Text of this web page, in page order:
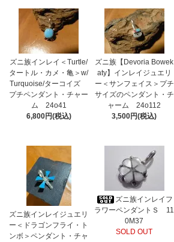
ズニ族インレイ＜Turtle/
タートル・カメ・亀＞w/
Turquoise/ターコイズ
プチペンダント・チャー
ム 24o41
6,800円(税込)
ズニ族【Devoria Bowek
aty】インレイジュエリ
ー＜サンフェイス＞プチ
サイズのペンダント・チ
ャーム 24o112
3,500円(税込)
ズニ族インレイジュエリ
ー＜ドラゴンフライ・ト
ンボ＞ペンダント・チャ
ズニ族インレイフ
ラワーペンダントＳ 11
0M37
SOLD OUT